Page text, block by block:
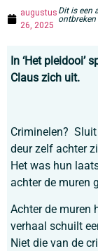
augustus
26, 2025
Dit is een
In ‘Het pleidooi’
Claus zich uit.
Criminelen? Sluit
deur zelf achter
Het was hun
achter de muren
Achter de muren
verhaal schuilt
Niet die van de